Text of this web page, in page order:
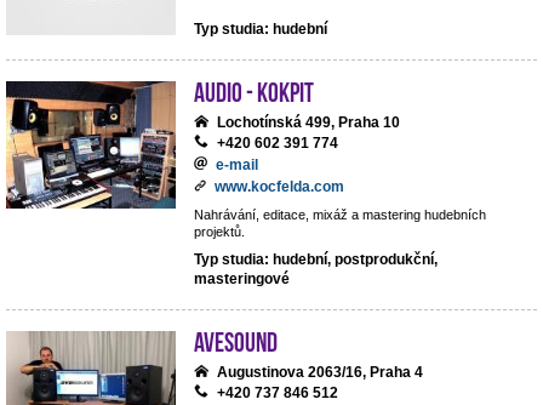
Typ studia: hudební
Audio - Kokpit
Lochotínská 499, Praha 10
+420 602 391 774
e-mail
www.kocfelda.com
Nahrávání, editace, mixáž a mastering hudebních
projektů.
Typ studia: hudební, postprodukční,
masteringové
avesound
Augustinova 2063/16, Praha 4
+420 737 846 512